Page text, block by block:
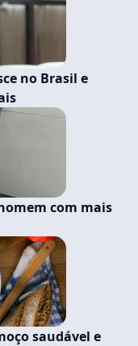
no Brasil e
com mais
saudável e